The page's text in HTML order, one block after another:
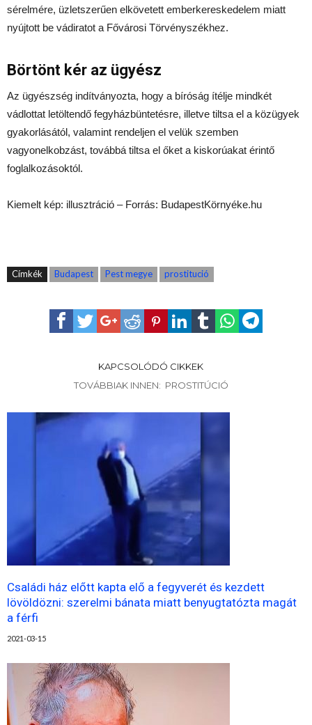
sérelmére, üzletszerűen elkövetett emberkereskedelem miatt
nyújtott be vádiratot a Fővárosi Törvényszékhez.
Börtönt kér az ügyész
Az ügyészség indítványozta, hogy a bíróság ítélje mindkét
vádlottat letöltendő fegyházbüntetésre, illetve tiltsa el a közügyek
gyakorlásától, valamint rendeljen el velük szemben
vagyonelkobzást, továbbá tiltsa el őket a kiskorúakat érintő
foglalkozásoktól.
Kiemelt kép: illusztráció – Forrás: BudapestKörnyéke.hu
Címkék Budapest Pest megye prostitució
KAPCSOLÓDÓ CIKKEK
TOVÁBBIAK INNEN: PROSTITÚCIÓ
Családi ház előtt kapta elő a fegyverét és kezdett
lövöldözni: szerelmi bánata miatt benyugtatózta magát
a férfi
2021-03-15